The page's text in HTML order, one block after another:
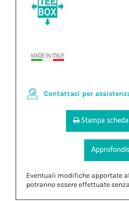
Contattaci per
Stampa
Eventuali modifiche apportate
potranno essere effettuate